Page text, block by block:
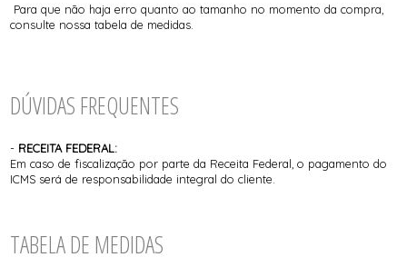
Para que não haja erro quanto ao tamanho no momento da compra,
consulte nossa tabela de medidas.
DÚVIDAS FREQUENTES
- RECEITA FEDERAL:
Em caso de fiscalização por parte da Receita Federal, o pagamento do
ICMS será de responsabilidade integral do cliente.
TABELA DE MEDIDAS